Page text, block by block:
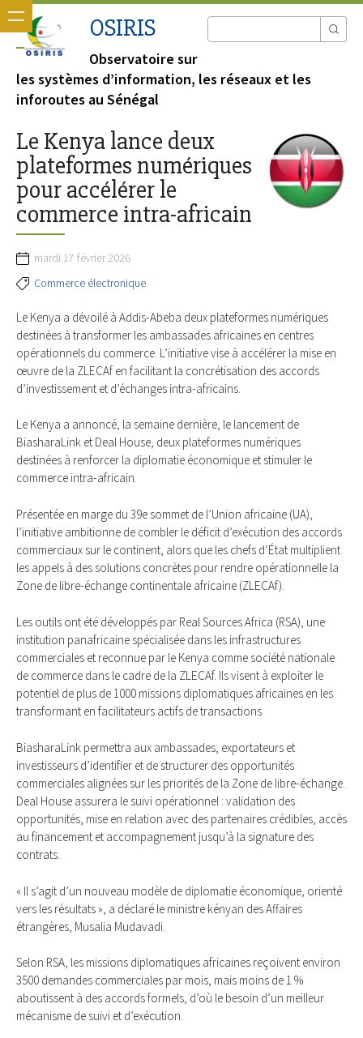
OSIRIS
Observatoire sur
les systèmes d’information, les réseaux et les
inforoutes au Sénégal
Le Kenya lance deux
plateformes numériques
pour accélérer le
commerce intra-africain
mardi 17 février 2026
Commerce électronique
Le Kenya a dévoilé à Addis-Abeba deux plateformes numériques
destinées à transformer les ambassades africaines en centres
opérationnels du commerce. L’initiative vise à accélérer la mise en
œuvre de la ZLECAf en facilitant la concrétisation des accords
d’investissement et d’échanges intra-africains.
Le Kenya a annoncé, la semaine dernière, le lancement de
BiasharaLink et Deal House, deux plateformes numériques
destinées à renforcer la diplomatie économique et stimuler le
commerce intra-africain.
Présentée en marge du 39e sommet de l’Union africaine (UA),
l’initiative ambitionne de combler le déficit d’exécution des accords
commerciaux sur le continent, alors que les chefs d’État multiplient
les appels à des solutions concrètes pour rendre opérationnelle la
Zone de libre-échange continentale africaine (ZLECAf).
Les outils ont été développés par Real Sources Africa (RSA), une
institution panafricaine spécialisée dans les infrastructures
commerciales et reconnue par le Kenya comme société nationale
de commerce dans le cadre de la ZLECAf. Ils visent à exploiter le
potentiel de plus de 1000 missions diplomatiques africaines en les
transformant en facilitateurs actifs de transactions
BiasharaLink permettra aux ambassades, exportateurs et
investisseurs d’identifier et de structurer des opportunités
commerciales alignées sur les priorités de la Zone de libre-échange.
Deal House assurera le suivi opérationnel : validation des
opportunités, mise en relation avec des partenaires crédibles, accès
au financement et accompagnement jusqu’à la signature des
contrats.
« Il s’agit d’un nouveau modèle de diplomatie économique, orienté
vers les résultats », a déclaré le ministre kényan des Affaires
étrangères, Musalia Mudavadi.
Selon RSA, les missions diplomatiques africaines reçoivent environ
3500 demandes commerciales par mois, mais moins de 1 %
aboutissent à des accords formels, d’où le besoin d’un meilleur
mécanisme de suivi et d’exécution.